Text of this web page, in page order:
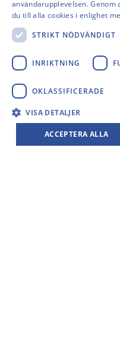
KONTAKT
Har vi väckt
CloudLabs huvudkontor
Gerberstrasse 1
44135 Dortmund, Tyskland
användarupplevelsen.
du till alla cookies i enlighet
STRIKT NÖDVÄNDIGT
INRIKTNING
OKLASSIFICERADE
VISA DETALJER
ACCEPTERA ALLA